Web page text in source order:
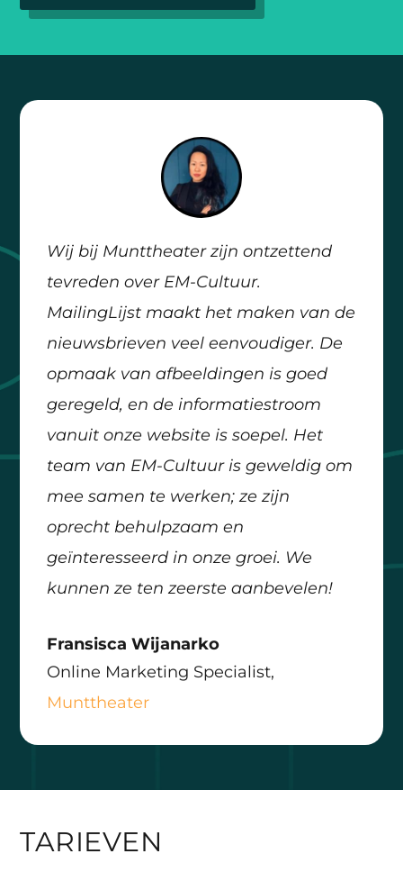
Wij bij Munttheater zijn ontzettend
tevreden over EM-Cultuur.
MailingLijst maakt het maken van de
nieuwsbrieven veel eenvoudiger. De
opmaak van afbeeldingen is goed
geregeld, en de informatiestroom
vanuit onze website is soepel. Het
team van EM-Cultuur is geweldig om
mee samen te werken; ze zijn
oprecht behulpzaam en
geïnteresseerd in onze groei. We
kunnen ze ten zeerste aanbevelen!
Fransisca Wijanarko
Online Marketing Specialist,
Munttheater
TARIEVEN